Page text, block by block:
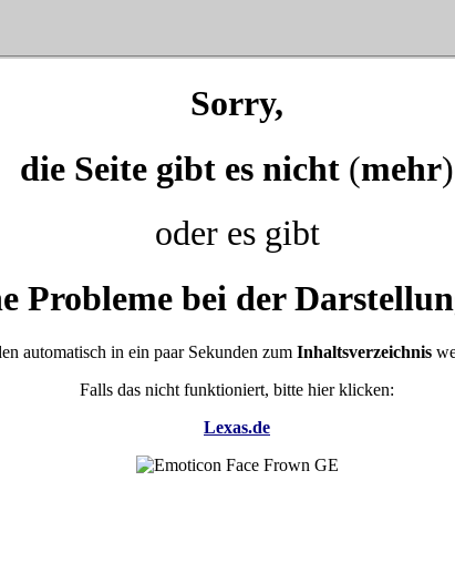
Sorry,
die Seite gibt es nicht (mehr)
oder es gibt
Probleme bei der
automatisch in ein paar Sekunden zum Inhaltsverzeichnis
Falls das nicht funktioniert, bitte hier klicken:
Lexas.de